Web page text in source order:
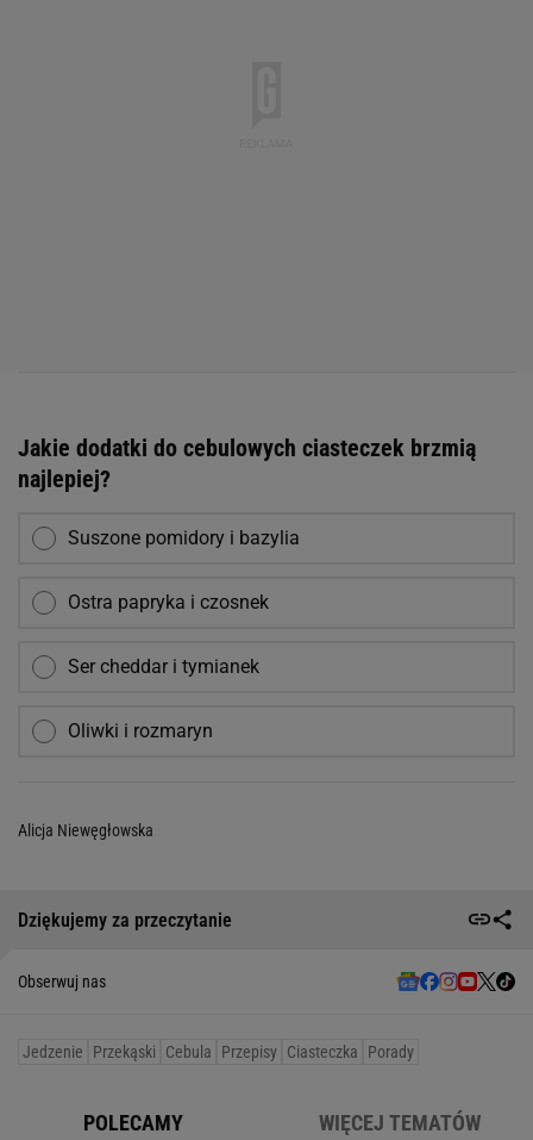
Jakie dodatki do cebulowych ciasteczek brzmią
najlepiej?
Suszone pomidory i bazylia
Ostra papryka i czosnek
Ser cheddar i tymianek
Oliwki i rozmaryn
Alicja Niewęgłowska
Dziękujemy za przeczytanie
Obserwuj nas
Jedzenie Przekąski Cebula Przepisy Ciasteczka Porady
POLECAMY WIĘCEJ TEMATÓW